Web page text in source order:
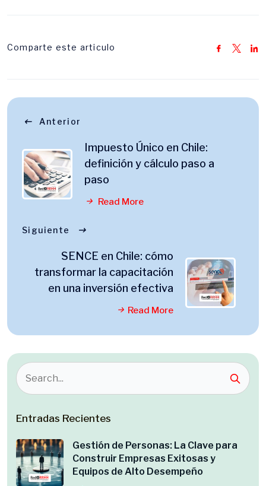
Comparte este articulo
Anterior
Impuesto Único en Chile:
definición y cálculo paso a
paso
Read More
Siguiente
SENCE en Chile: cómo
transformar la capacitación
en una inversión efectiva
Read More
Entradas Recientes
Gestión de Personas: La Clave para
Construir Empresas Exitosas y
Equipos de Alto Desempeño